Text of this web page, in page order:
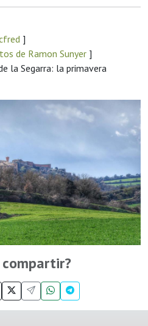
]
de Ramon Sunyer ]
la Segarra: la primavera